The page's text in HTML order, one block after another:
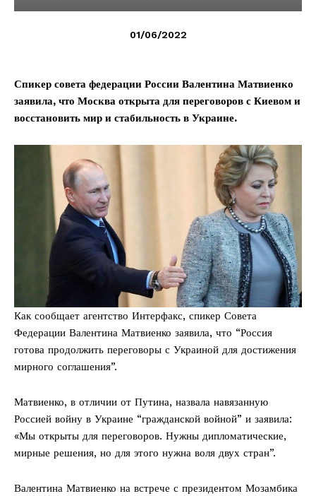
01/06/2022
Спикер совета федерации России Валентина Матвиенко
заявила, что Москва открыта для переговоров с Киевом и
восстановить мир и стабильность в Украине.
Как сообщает агентство Интерфакс, спикер Совета
Федерации Валентина Матвиенко заявила, что “Россия
готова продолжить переговоры с Украиной для достижения
мирного соглашения”.
Матвиенко, в отличии от Путина, назвала навязанную
Россией войну в Украине “гражданской войной” и заявила:
«Мы открыты для переговоров. Нужны дипломатические,
мирные решения, но для этого нужна воля двух стран”.
Валентина Матвиенко на встрече с президентом Мозамбика